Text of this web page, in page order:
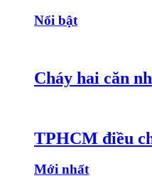
Nổi bật
Cháy hai căn
TPHCM điều
Mới nhất